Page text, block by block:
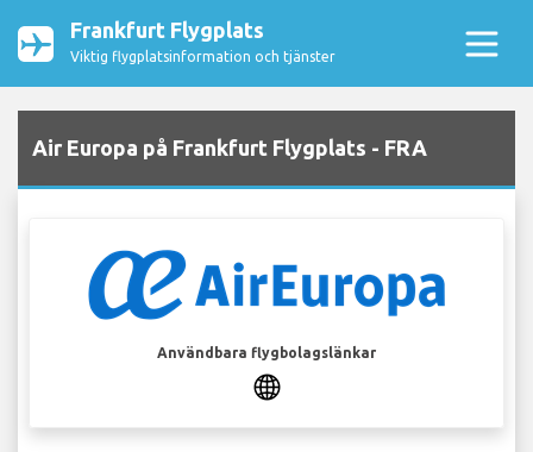
Frankfurt Flygplats
Viktig flygplatsinformation och tjänster
Air Europa på Frankfurt Flygplats - FRA
Användbara flygbolagslänkar